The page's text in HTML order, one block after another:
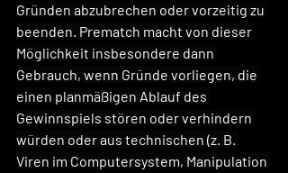
Gründen abzubrechen oder vorzeitig zu
beenden. Prematch macht von dieser
Möglichkeit insbesondere dann
Gebrauch, wenn Gründe vorliegen, die
einen planmäßigen Ablauf des
Gewinnspiels stören oder verhindern
würden oder aus technischen (z. B.
Viren im Computersystem, Manipulation